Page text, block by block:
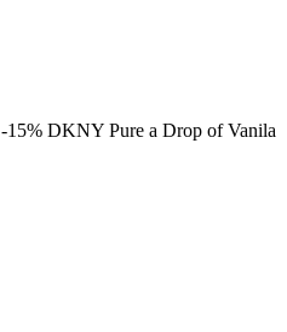
-15% DKNY Pure a Drop of Vanila